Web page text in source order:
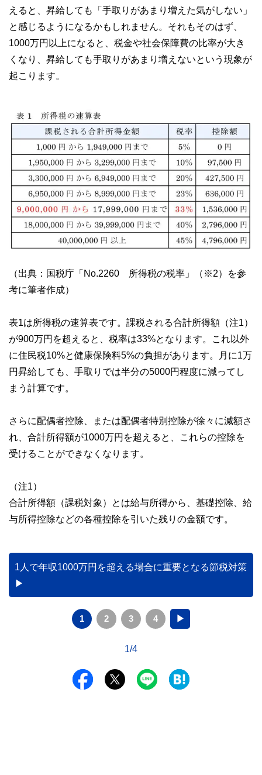
えると、昇給しても「手取りがあまり増えた気がしない」
と感じるようになるかもしれません。それもそのはず、
1000万円以上になると、税金や社会保障費の比率が大き
くなり、昇給しても手取りがあまり増えないという現象が
起こります。
（出典：国税庁「No.2260 所得税の税率」（※2）を参
考に筆者作成）
表1は所得税の速算表です。課税される合計所得額（注1）
が900万円を超えると、税率は33%となります。これ以外
に住民税10%と健康保険料5%の負担があります。月に1万
円昇給しても、手取りでは半分の5000円程度に減ってし
まう計算です。
さらに配偶者控除、または配偶者特別控除が徐々に減額さ
れ、合計所得額が1000万円を超えると、これらの控除を
受けることができなくなります。
（注1）
合計所得額（課税対象）とは給与所得から、基礎控除、給
与所得控除などの各種控除を引いた残りの金額です。
1人で年収1000万円を超える場合に重要となる節税対策
1 2 3 4 ▶
1/4